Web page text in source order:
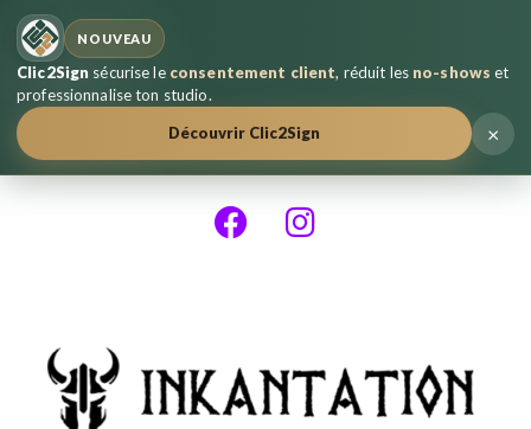
NOUVEAU
Clic2Sign sécurise le consentement client, réduit les no-shows et
professionnalise ton studio.
Découvrir Clic2Sign
×